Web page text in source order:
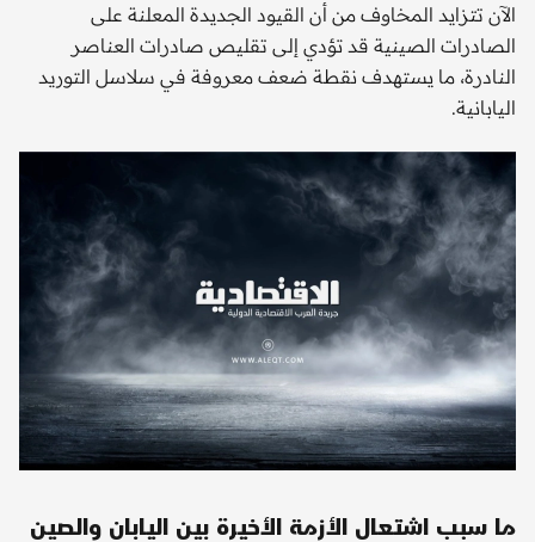
الآن تتزايد المخاوف من أن القيود الجديدة المعلنة على
الصادرات الصينية قد تؤدي إلى تقليص صادرات العناصر
النادرة، ما يستهدف نقطة ضعف معروفة في سلاسل التوريد
اليابانية.
ما سبب اشتعال الأزمة الأخيرة بين اليابان والصين